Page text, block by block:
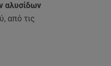
αλυσίδων
από τις